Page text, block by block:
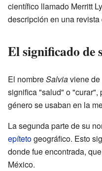
científico llamado Merritt
descripción en una
El significado de
El nombreSalviaviene
significa "salud" o "curar",
género se usaban en la
La segunda parte de su
epítetogeográfico. Esto
donde fue encontrada,
México.